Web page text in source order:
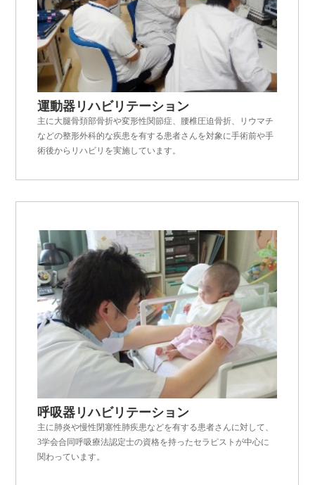
運動器リハビリテーション
主に大腿骨頚部骨折や変形性関節症、腰椎圧迫骨折、リウマチ
などの整形外科的な疾患を有する患者さんを対象に手術前や手
術後からリハビリを実施しています。
呼吸器リハビリテーション
主に肺炎や慢性閉塞性肺疾患などを有する患者さんに対して、
3学会合同呼吸療法認定士の資格を持ったセラピストが中心に
関わっています。